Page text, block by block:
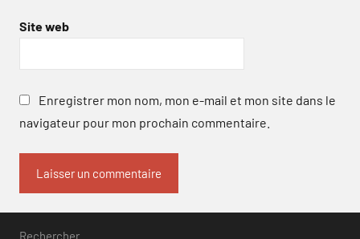
Site web
Enregistrer mon nom, mon e-mail et mon site dans le
navigateur pour mon prochain commentaire.
Rechercher